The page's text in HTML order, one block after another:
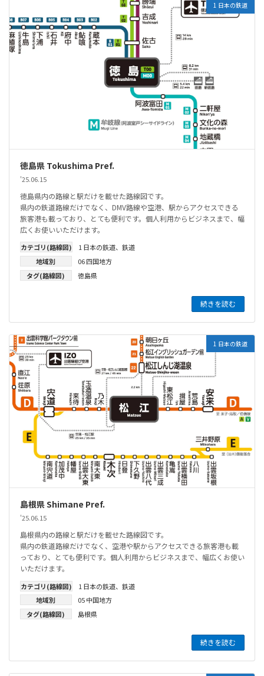
1 日本の鉄道
徳島県 Tokushima Pref.
'25.06.15
徳島県内の路線と駅だけを載せた路線図です。
県内の鉄道路線だけでなく、DMV路線や空港、駅からアクセスできる
旅客港も載っており、とても便利です。個人利用からビジネスまで、幅
広くお使いいただけます。
カテゴリ(路線図) 1 日本の鉄道、 鉄道
地域別
06 四国地方
タグ(路線図)
徳島県
続きを読む
1 日本の鉄道
島根県 Shimane Pref.
'25.06.15
島根県内の路線と駅だけを載せた路線図です。
県内の鉄道路線だけでなく、空港や駅からアクセスできる旅客港も載
っており、とても便利です。個人利用からビジネスまで、幅広くお使い
いただけます。
カテゴリ(路線図) 1 日本の鉄道、 鉄道
地域別
05 中国地方
タグ(路線図)
島根県
続きを読む